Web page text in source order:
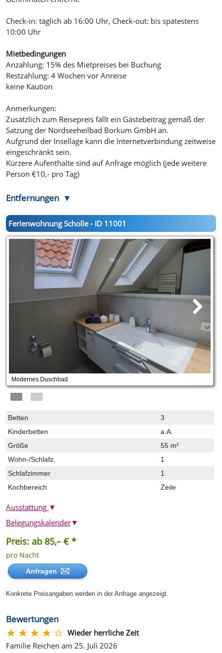
Check-in: täglich ab 16:00 Uhr, Check-out: bis spätestens
10:00 Uhr
Mietbedingungen
Anzahlung: 15% des Mietpreises bei Buchung
Restzahlung: 4 Wochen vor Anreise
keine Kaution
Anmerkungen:
Zusätzlich zum Reisepreis fällt ein Gästebeitrag gemäß der
Satzung der Nordseeheilbad Borkum GmbH an.
Aufgrund der Insellage kann die Internetverbindung zeitweise
eingeschränkt sein.
Kürzere Aufenthalte sind auf Anfrage möglich (jede weitere
Person €10,- pro Tag)
Entfernungen
Ferienwohnung Scholle - ID 11001
Modernes Duschbad
Betten
3
Kinderbetten
a.A.
Größe
55 m²
Wohn-/Schlafz.
1
Schlafzimmer
1
Kochbereich
Zeile
Ausstattung ▼
Preis: ab 85,– € *
pro Nacht
Anfragen
Konkrete Preisangaben werden in der Anfrage angezeigt.
Belegungskalender▼
Bewertungen
Wieder herrliche Zeit
Familie Reichen am 25. Juli 2026